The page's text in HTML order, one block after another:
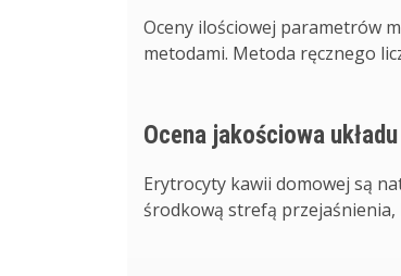
Oceny ilościowej parametrów
metodami. Metoda ręcznego
Ocena jakościowa
Erytrocyty kawii domowej są
środkową strefą